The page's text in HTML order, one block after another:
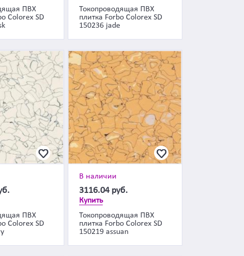
ПВХ
Colorex SD
Токопроводящая ПВХ
плитка Forbo Colorex SD
150236 jade
ПВХ
Colorex SD
В наличии
3116.04 руб.
Купить
Токопроводящая ПВХ
плитка Forbo Colorex SD
150219 assuan